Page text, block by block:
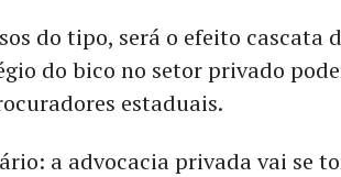
do tipo, será o efeito cascata
do bico no setor privado
estaduais.
a advocacia privada vai se